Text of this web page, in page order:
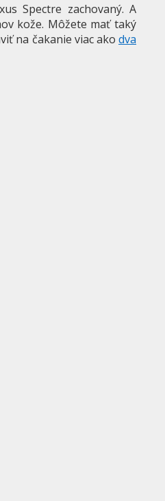
Spectre zachovaný. A
kože. Môžete mať taký
na čakanie viac ako dva